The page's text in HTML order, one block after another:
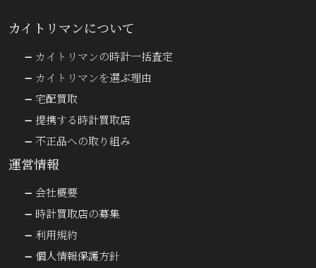
カイトリマンについて
カイトリマンの時計一括査定
カイトリマンを選ぶ理由
宅配買取
提携する時計買取店
不正品への取り組み
運営情報
会社概要
時計買取店の募集
利用規約
個人情報保護方針